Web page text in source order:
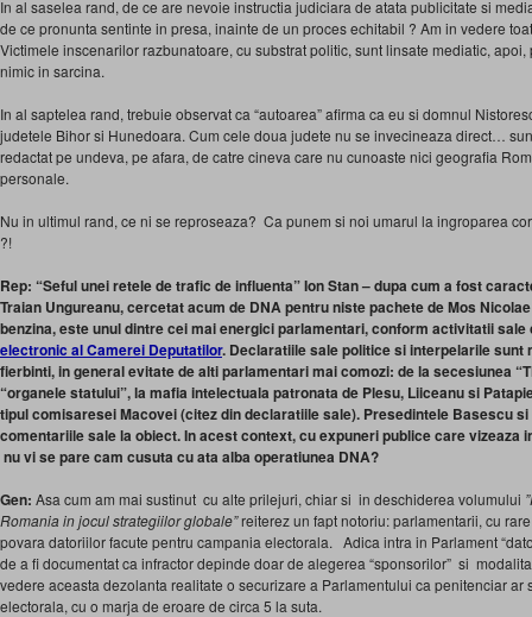
In al saselea rand, de ce are nevoie instructia judiciara de atata publicitate si
de ce pronunta sentinte in presa, inainte de un proces echitabil ? Am in vedere
Victimele inscenarilor razbunatoare, cu substrat politic, sunt linsate mediatic,
nimic in sarcina.
In al saptelea rand, trebuie observat ca “autoarea” afirma ca eu si domnul
judetele Bihor si Hunedoara. Cum cele doua judete nu se invecineaza direct…
redactat pe undeva, pe afara, de catre cineva care nu cunoaste nici geografia
personale.
Nu in ultimul rand, ce ni se reproseaza? Ca punem si noi umarul la ingroparea
?!
Rep: “Seful unei retele de trafic de influenta” Ion Stan – dupa cum a fost
Traian Ungureanu, cercetat acum de DNA pentru niste pachete de Mos
benzina, este unul dintre cei mai energici parlamentari, conform activitatii
electronic al Camerei Deputatilor. Declaratiile sale politice si interpelarile sunt
fierbinti, in general evitate de alti parlamentari mai comozi: de la secesiunea
“organele statului”, la mafia intelectuala patronata de Plesu, Liiceanu si
tipul comisaresei Macovei (citez din declaratiile sale). Presedintele Basescu
comentariile sale la obiect. In acest context, cu expuneri publice care vizeaza
nu vi se pare cam cusuta cu ata alba operatiunea DNA?
Gen: Asa cum am mai sustinut cu alte prilejuri, chiar si in deschiderea volumului
Romania in jocul strategiilor globale”reiterez un fapt notoriu: parlamentarii, cu
povara datoriilor facute pentru campania electorala. Adica intra in Parlament
de a fi documentat ca infractor depinde doar de alegerea “sponsorilor” si
vedere aceasta dezolanta realitate o securizare a Parlamentului ca penitenciar ar
electorala, cu o marja de eroare de circa 5 la suta.